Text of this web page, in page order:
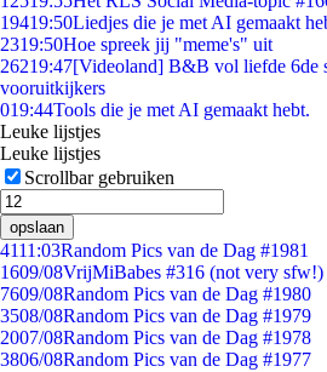
19419:50Liedjes die je met AI gemaakt
2319:50Hoe spreek jij "meme's" uit
26219:47[Videoland] B&B vol liefde 6de
vooruitkijkers
019:44Tools die je met AI gemaakt hebt.
Leuke lijstjes
Leuke lijstjes
Scrollbar gebruiken
opslaan
4111:03Random Pics van de Dag #1981
1609/08VrijMiBabes #316 (not very sfw!)
7609/08Random Pics van de Dag #1980
3508/08Random Pics van de Dag #1979
2007/08Random Pics van de Dag #1978
3806/08Random Pics van de Dag #1977